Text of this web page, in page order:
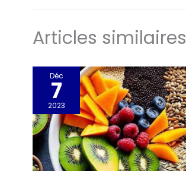
Articles similaires
Déc
7
2023